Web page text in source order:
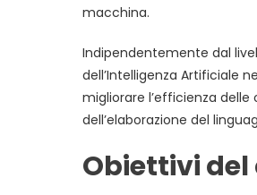
macchina.
Indipendentemente dal
dell’Intelligenza Artificiale
migliorare l’efficienza
dell’elaborazione del
Obiettivi del